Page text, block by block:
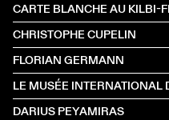
CHRISTOPHE CUPELIN
FLORIAN GERMANN
LE MUSÉE INTERNATIONAL
DARIUS PEYAMIRAS